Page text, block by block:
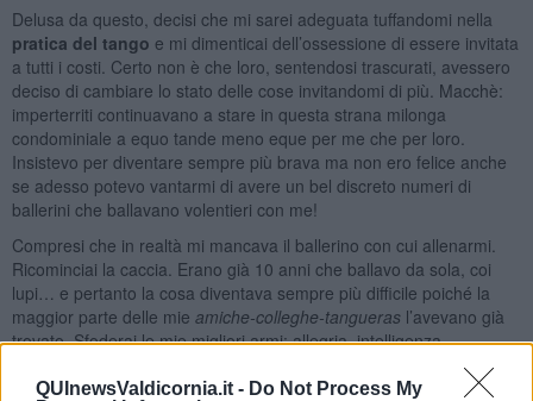
QUInewsValdicornia.it - Do Not Process My
Delusa da questo, decisi che mi sarei adeguata tuffandomi nella
pratica del tango e mi dimenticai dell’ossessione di essere invitata
a tutti i costi. Certo non è che loro, sentendosi trascurati, avessero
deciso di cambiare lo stato delle cose invitandomi di più. Macchè:
imperterriti continuavano a stare in questa strana milonga
condominiale a equo tande meno eque per me che per loro.
Insistevo per diventare sempre più brava ma non ero felice anche
se adesso potevo vantarmi di avere un bel discreto numeri di
ballerini che ballavano volentieri con me!
Compresi che in realtà mi mancava il ballerino con cui allenarmi.
Ricominciai la caccia. Erano già 10 anni che ballavo da sola, coi
lupi… e pertanto la cosa diventava sempre più difficile poiché la
maggior parte delle mie amiche-colleghe-tanguerasl’avevano già
trovato. Sfoderai le mie migliori armi: allegria, intelligenza,
comprensione, sfacciataggine nel chiedere direttamente e pure le
mie forme fisiche. Nel tango mi dicevo, deve per forza esistere,un-